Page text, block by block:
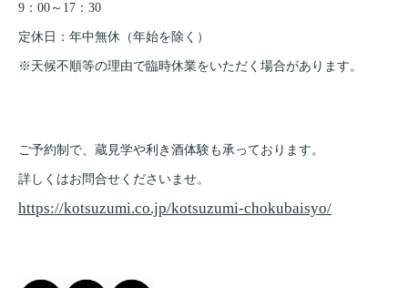
9：00～17：30
定休日：年中無休（年始を除く）
※天候不順等の理由で臨時休業をいただく場合があります。
ご予約制で、蔵見学や利き酒体験も承っております。
詳しくはお問合せくださいませ。
https://kotsuzumi.co.jp/kotsuzumi-chokubaisyo/